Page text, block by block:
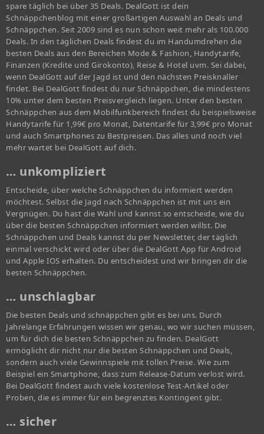
spare täglich bei über 35 Deals. DealGott ist dein
Schnäppchenblog mit einer großartigen Auswahl an Deals und
Schnäppchen. Seit 2009 sind es nun schon weit mehr als 100.000
Deals. In den täglichen Deals findest du im Handumdrehen die
besten Deals aus den Bereichen Mode & Fashion, Handytarife,
Finanzen (Kredite und Girokonto), Reise & Hotel uvm. Sei dabei,
wenn DealGott auf der Jagd ist und den nächsten Preisknaller
findet. Bei DealGott findest du nur Schnäppchen, die mindestens
10% unter dem besten Preisvergleich liegen. Unter den besten
Schnäppchen aus dem Mobilfunkbereich findest du beispielsweise
Handytarife für 1,99€ pro Monat, Datentarife für 3,99€ pro Monat
und auch Smartphones zu Bestpreisen. Das alles und noch viel
mehr wartet bei DealGott auf dich.
… unkompliziert
Entscheide, über welche Schnäppchen du informiert werden
möchtest. Selbst die Jagd nach Schnäppchen ist mit uns ein
Vergnügen. Du hast die Wahl und kannst so entscheide, wie du
über die besten Schnäppchen informiert werden willst. Die
Schnäppchen und Deals kannst du per Newsletter, der täglich
einmal verschickt wird oder über die DealGott App für Android
und Apple IOS erhalten. Du entscheidest und wir bringen dir die
besten Schnäppchen.
… unschlagbar
Die besten Deals und schnäppchen gibt es bei uns. Durch
Jahrelange Erfahrungen wissen wir genau, wo wir suchen müssen,
um für dich die besten Schnäppchen zu finden. DealGott
ermöglicht dir nicht nur die besten Schnäppchen und Deals,
sondern auch viele Gewinnspiele mit tollen Preise. Wie zum
Beispiel ein Smartphone, dass zum Release-Datum verlost wird.
Bei DealGott findest auch viele kostenlose Test-Artikel oder
Proben, die es immer für ein begrenztes Kontingent gibt.
… sicher